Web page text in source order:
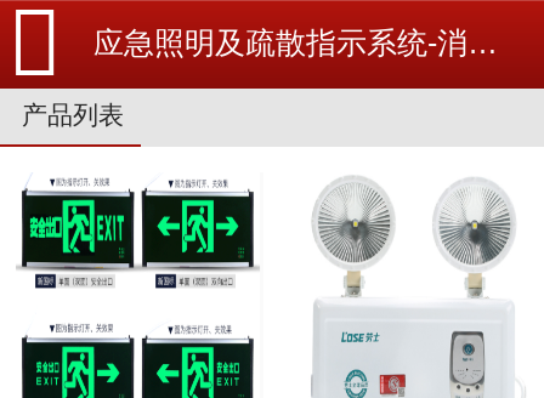
应急照明及疏散指示系统-消防设备安装_北京探测器清洗_江苏消防改造维修-苏州消防工程施工安装公司-
产品列表